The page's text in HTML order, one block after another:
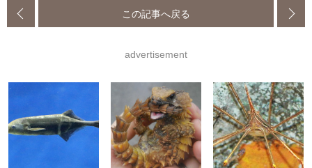
この記事へ戻る
advertisement